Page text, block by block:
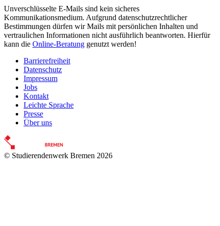
Unverschlüsselte E-Mails sind kein sicheres
Kommunikationsmedium. Aufgrund datenschutzrechtlicher
Bestimmungen dürfen wir Mails mit persönlichen Inhalten und
vertraulichen Informationen nicht ausführlich beantworten. Hierfür
kann die Online-Beratung genutzt werden!
Barrierefreiheit
Datenschutz
Impressum
Jobs
Kontakt
Leichte Sprache
Presse
Über uns
© Studierendenwerk Bremen 2026